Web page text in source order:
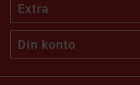
Extra
Din konto